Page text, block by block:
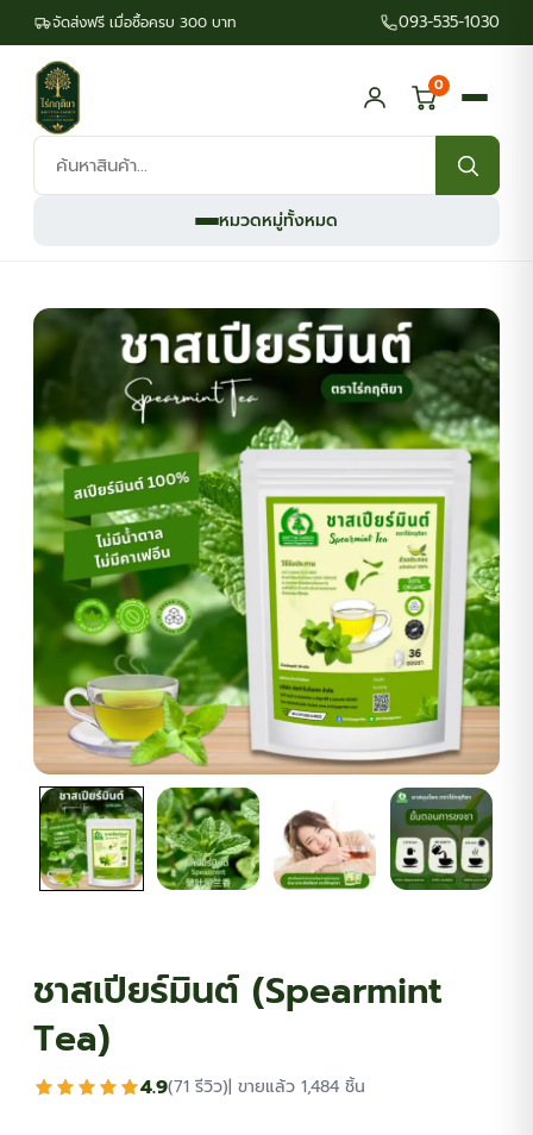
จัดส่งฟรี เมื่อซื้อครบ 300 บาท 093-535-1030
ค้นหา
สินค้า:
0
หมวดหมู่ทั้งหมด
ต้นพันธุ์สมุนไพร
ต้นพันธุ์ไม้ป่า
ไม้ดอกไม้ประดับ
ชาสเปียร์มินต์ (Spearmint
Tea)
4.9(71 รีวิว)| ขายแล้ว 1,484 ชิ้น